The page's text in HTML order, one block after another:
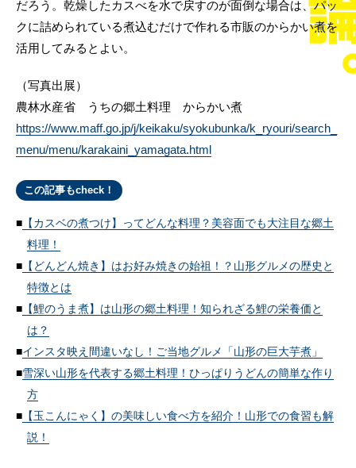
だろう。乾燥したカスべを水で戻すのが面倒な場合は、パッ
クに詰められている煮込むだけで作れる市販のからかい煮を
活用してみるとよい。
（写真出展）
農林水産省 うちの郷土料理 からかい煮
https://www.maff.go.jp/j/keikaku/syokubunka/k_ryouri/search_
menu/menu/karakaini_yamagata.html
この記事もcheck！
【カスベの煮つけ】ってどんな料理？美容面でも大注目な郷土
料理！
【どんどん焼き】はお好み焼きの始祖！？山形グルメの歴史と
特徴とは
【鯉のうま煮】は山形の郷土料理！知られざる鯉の栄養価と
は？
インスタ映え間違いなし！ご当地グルメ「山形の巨大芋煮」
雪深い山形を代表する郷土料理！ひっぱりうどんの簡単な作り
方
【玉こんにゃく】の美味しい食べ方を紹介！山形での食習も解
説！